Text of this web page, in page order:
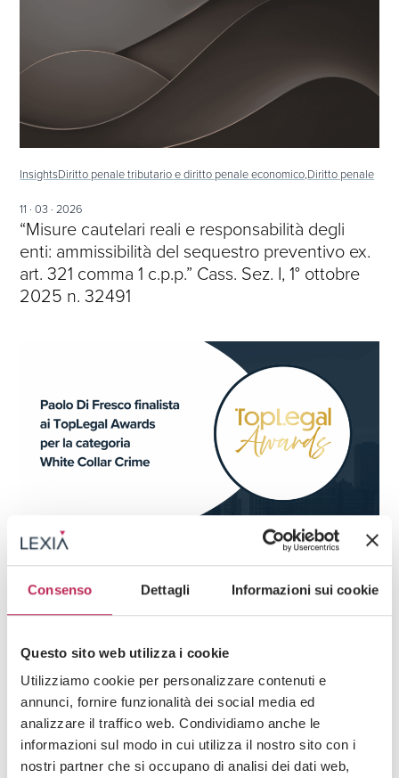
Consenso Dettagli Informazioni sui cookie
Questo sito web utilizza i cookie
Utilizziamo cookie per personalizzare contenuti e
annunci, fornire funzionalità dei social media ed
analizzare il traffico web. Condividiamo anche le
informazioni sul modo in cui utilizza il nostro sito con i
nostri partner che si occupano di analisi dei dati web,
Iscriviti alla newsletter
InsightsDiritto penale tributario e diritto penale economico,Diritto penale
11 · 03 · 2026
“Misure cautelari reali e responsabilità degli
enti: ammissibilità del sequestro preventivo ex.
art. 321 comma 1 c.p.p.” Cass. Sez. I, 1° ottobre
2025 n. 32491
PressDiritto penale
Paolo Di Fresco finalista ai TopLegal Awards per
la categoria White Collar Crime
Guarda tutti +